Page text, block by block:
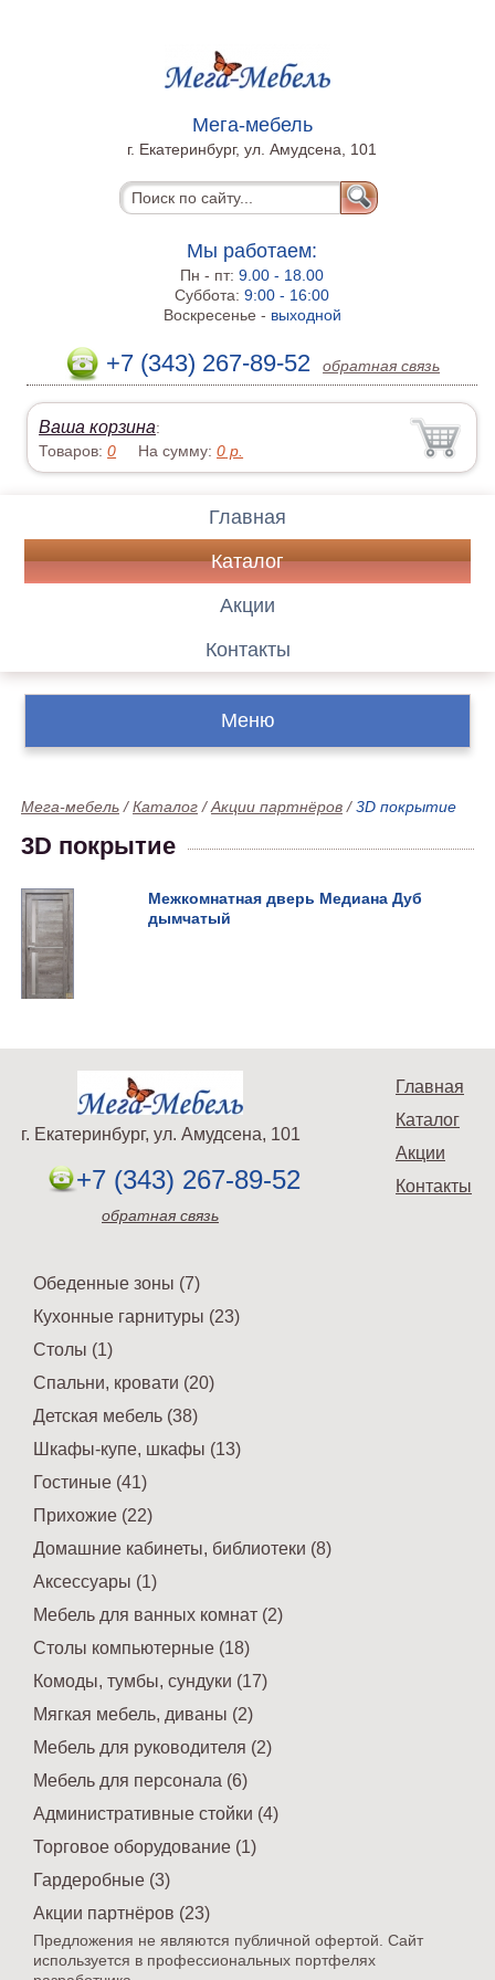
Мега-мебель
г. Екатеринбург, ул. Амудсена, 101
Мы работаем:
Пн - пт:9.00 - 18.00
Суббота:9:00 - 16:00
Воскресенье - выходной
+7 (343) 267-89-52 обратная связь
Ваша корзина:
Товаров:0 На сумму:0 р.
Главная
Каталог
Акции
Контакты
Меню
Мега-мебель /Каталог /Акции партнёров /3D покрытие
3D покрытие
Межкомнатная дверь Медиана Дуб
дымчатый
Главная
Каталог
Акции
Контакты
г. Екатеринбург, ул. Амудсена, 101
+7 (343) 267-89-52
обратная связь
Обеденные зоны (7)
Кухонные гарнитуры (23)
Столы (1)
Спальни, кровати (20)
Детская мебель (38)
Шкафы-купе, шкафы (13)
Гостиные (41)
Прихожие (22)
Домашние кабинеты, библиотеки (8)
Аксессуары (1)
Мебель для ванных комнат (2)
Столы компьютерные (18)
Комоды, тумбы, сундуки (17)
Мягкая мебель, диваны (2)
Мебель для руководителя (2)
Мебель для персонала (6)
Административные стойки (4)
Торговое оборудование (1)
Гардеробные (3)
Акции партнёров (23)
Предложения не являются публичной офертой. Сайт
используется в профессиональных портфелях